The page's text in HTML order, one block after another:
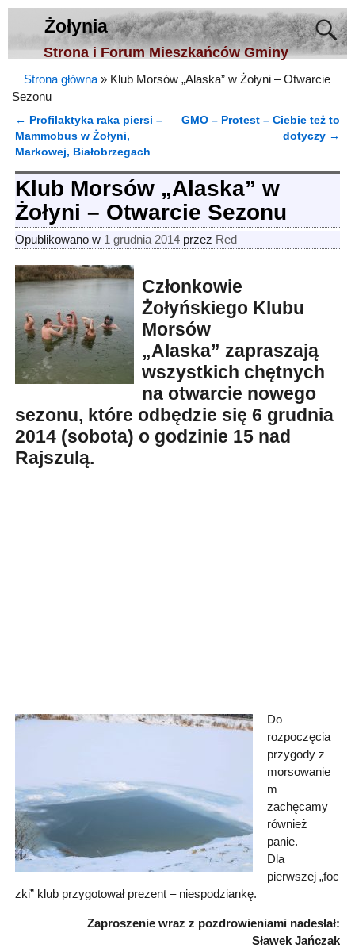
Żołynia
Strona i Forum Mieszkańców Gminy
Strona główna » Klub Morsów „Alaska” w Żołyni – Otwarcie
Sezonu
Nawigacja
← Profilaktyka raka piersi –
Mammobus w Żołyni,
Markowej, Białobrzegach
GMO – Protest – Ciebie też to
dotyczy →
Klub Morsów „Alaska” w
Żołyni – Otwarcie Sezonu
Opublikowano w 1 grudnia 2014 przez Red
Członkowie
Żołyńskiego Klubu
Morsów
„Alaska” zapraszają
wszystkich chętnych
na otwarcie nowego
sezonu, które odbędzie się 6 grudnia
2014 (sobota) o godzinie 15 nad
Rajszulą.
Do
rozpoczęcia
przygody z
morsowanie
m
zachęcamy
również
panie.
Dla
pierwszej „foc
zki” klub przygotował prezent – niespodziankę.
Zaproszenie wraz z pozdrowieniami nadesłał:
Sławek Jańczak